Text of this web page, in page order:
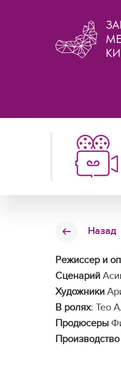
Назад
Режиссер и
Сценарий
Художники
В ролях: Тео
Продюсеры
Производство